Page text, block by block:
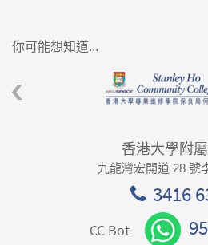
你可能想知道...
香港大學附
九龍灣宏開道 28 號
3416
CC Bot